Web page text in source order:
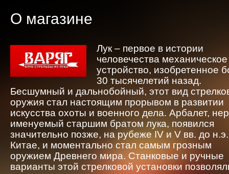
О магазине
Лук – первое в истории
человечества механическое
устройство, изобретенное
30 тысячелетий назад.
Бесшумный и дальнобойный, этот вид
оружия стал настоящим прорывом в развитии
искусства охоты и военного дела. Арбалет,
именуемый старшим братом лука, появился
значительно позже, на рубеже IV и V вв. до
Китае, и моментально стал самым грозным
оружием Древнего мира. Станковые и ручные
варианты этой стрелковой установки